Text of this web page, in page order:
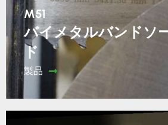
M51
バイメタルバンドソ
ド
製品